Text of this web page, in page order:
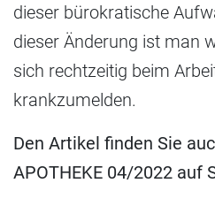
dieser bürokratische
dieser Änderung ist man
sich rechtzeitig beim
krankzumelden.
Den Artikel finden Sie
APOTHEKE 04/2022 auf